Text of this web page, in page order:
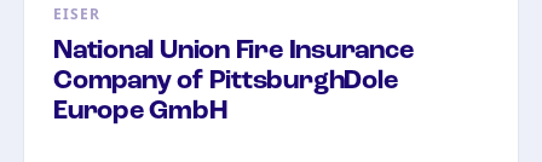
EISER
National Union Fire Insurance
Company of PittsburghDole
Europe GmbH